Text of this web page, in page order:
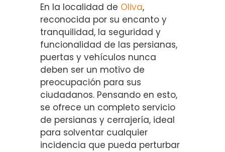
En la localidad de Oliva,
reconocida por su encanto y
tranquilidad, la seguridad y
funcionalidad de las persianas,
puertas y vehículos nunca
deben ser un motivo de
preocupación para sus
ciudadanos. Pensando en esto,
se ofrece un completo servicio
de persianas y cerrajería, ideal
para solventar cualquier
incidencia que pueda perturbar